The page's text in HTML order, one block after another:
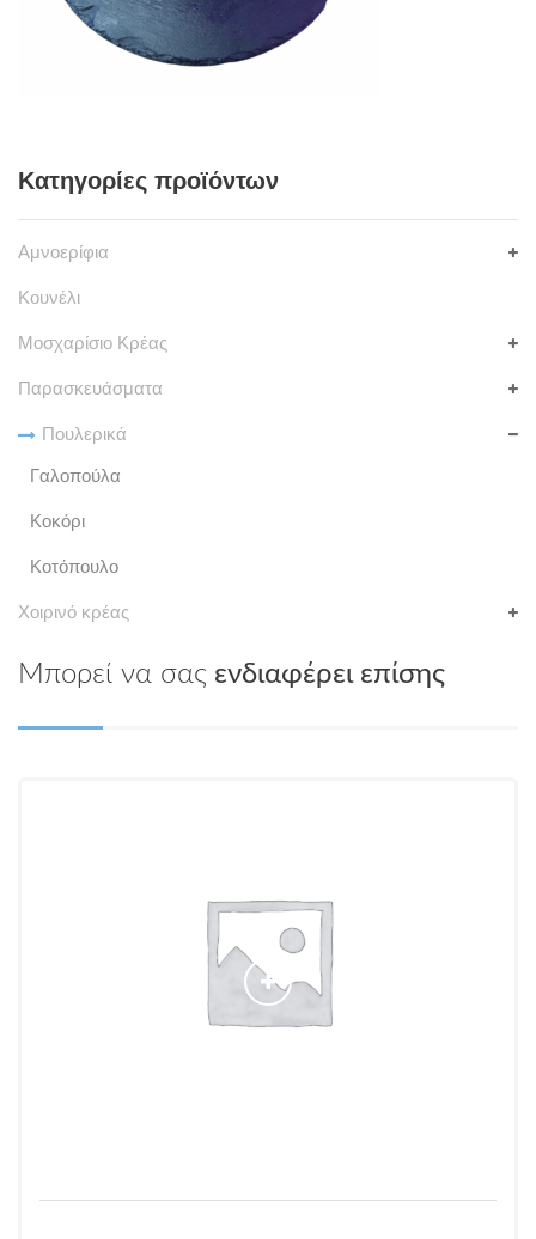
Κατηγορίες προϊόντων
Αμνοερίφια
Κουνέλι
Μοσχαρίσιο Κρέας
Παρασκευάσματα
Πουλερικά
Γαλοπούλα
Κοκόρι
Κοτόπουλο
Χοιρινό κρέας
Μπορεί να σας ενδιαφέρει επίσης